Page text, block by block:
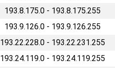
193.8.175.0 - 193.8.175.255
193.9.126.0 - 193.9.126.255
193.22.228.0 - 193.22.231.255
193.24.119.0 - 193.24.119.255